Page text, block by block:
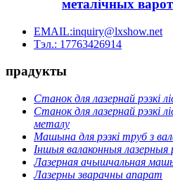
металічных
EMAIL:inquiry@lxshow.net
Тэл.: 17763426914
прадукты
Станок для лазернай рэзкі
Станок для лазернай рэзкі
металу
Машына для рэзкі труб з
Іншыя валаконныя лазерныя
Лазерная ачышчальная
Лазерны зварачны апарат